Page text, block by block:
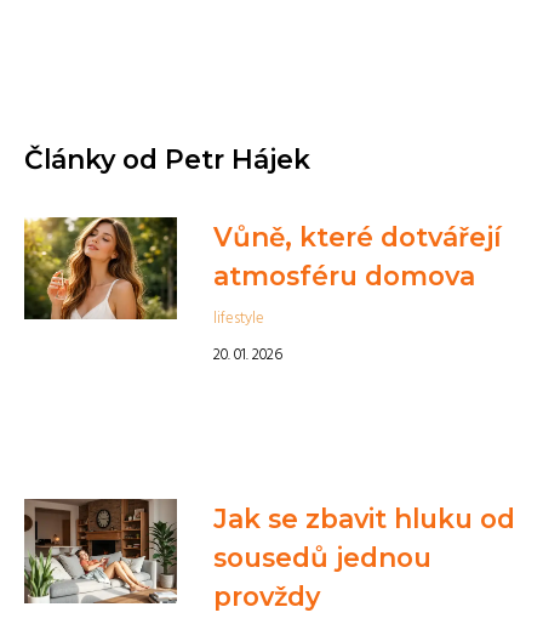
Články od Petr Hájek
Vůně, které dotvářejí
atmosféru domova
lifestyle
20. 01. 2026
Jak se zbavit hluku od
sousedů jednou
provždy